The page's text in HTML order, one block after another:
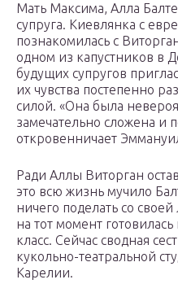
Мать Максима, Алла
супруга. Киевлянка с
познакомилась с
одном из капустников в
будущих супругов
их чувства постепенно
силой. «Она была
замечательно сложена и
откровенничает
Ради Аллы Виторган
это всю жизнь мучило
ничего поделать со
на тот момент
класс. Сейчас сводная
кукольно-театральной
Карелии.